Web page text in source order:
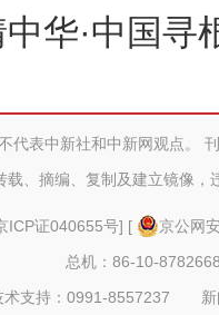
华·中国寻
代表中新社和中新网观点。
载、摘编、复制及建立镜像，
ICP证040655号] [
京公网
总机：86-10-
支持：0991-8557237